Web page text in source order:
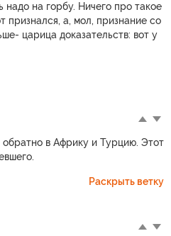
надо на горбу. Ничего про такое
признался, а, мол, признание со
царица доказательств: вот у
в Африку и Турцию. Этот
Раскрыть ветку